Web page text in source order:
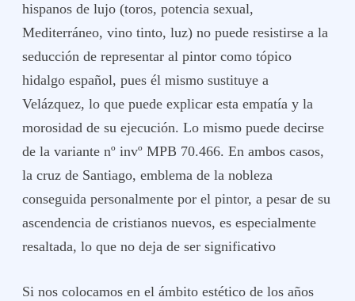
hispanos de lujo (toros, potencia sexual,
Mediterráneo, vino tinto, luz) no puede resistirse a la
seducción de representar al pintor como tópico
hidalgo español, pues él mismo sustituye a
Velázquez, lo que puede explicar esta empatía y la
morosidad de su ejecución. Lo mismo puede decirse
de la variante nº invº MPB 70.466. En ambos casos,
la cruz de Santiago, emblema de la nobleza
conseguida personalmente por el pintor, a pesar de su
ascendencia de cristianos nuevos, es especialmente
resaltada, lo que no deja de ser significativo
Si nos colocamos en el ámbito estético de los años